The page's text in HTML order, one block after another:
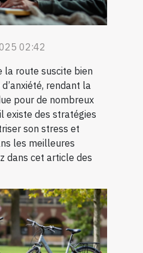
02:42
la route suscite bien
rendant la
pour de nombreux
existe des stratégies
son stress et
les meilleures
dans cet article des